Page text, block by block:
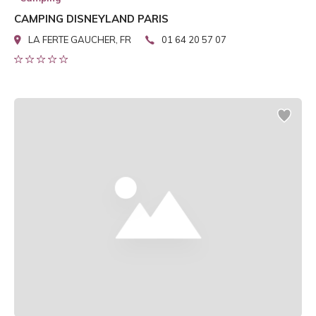
CAMPING DISNEYLAND PARIS
LA FERTE GAUCHER, FR 01 64 20 57 07